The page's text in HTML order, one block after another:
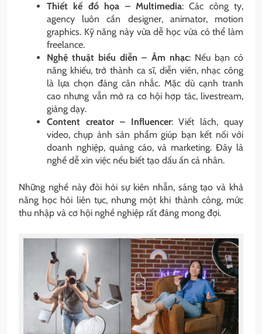
Thiết kế đồ họa – Multimedia: Các công ty,
agency luôn cần designer, animator, motion
graphics. Kỹ năng này vừa dễ học vừa có thể làm
freelance.
Nghệ thuật biểu diễn – Âm nhạc: Nếu bạn có
năng khiếu, trở thành ca sĩ, diễn viên, nhạc công
là lựa chọn đáng cân nhắc. Mặc dù cạnh tranh
cao nhưng vẫn mở ra cơ hội hợp tác, livestream,
giảng dạy.
Content creator – Influencer: Viết lách, quay
video, chụp ảnh sản phẩm giúp bạn kết nối với
doanh nghiệp, quảng cáo, và marketing. Đây là
nghề dễ xin việc nếu biết tạo dấu ấn cá nhân.
Những nghề này đòi hỏi sự kiên nhẫn, sáng tạo và khả
năng học hỏi liên tục, nhưng một khi thành công, mức
thu nhập và cơ hội nghề nghiệp rất đáng mong đợi.